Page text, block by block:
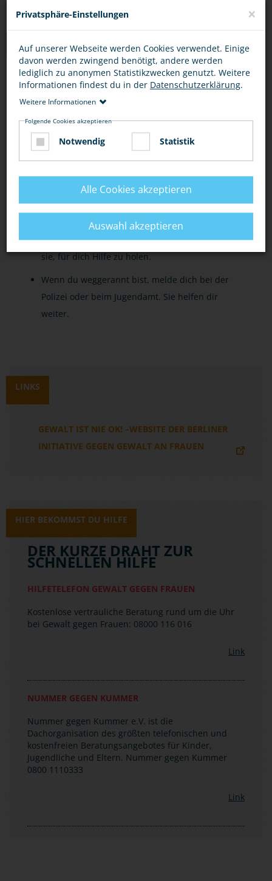
TIPPS
SOFORTMASSNAHMEN HILFE
In einer Notsituation rufe die Polizei unter 110.
Wenn du eingeschlossen bist, rufe laut um Hilfe
und versuche, auf dich aufmerksam zu machen.
Nutze Situationen, in denen du sicher bist, um
Hilfe zu holen: einkaufen gehen, zur Schule
gehen, zum Arzt gehen.
Lasse andere wissen, wie es dir geht und bitte
sie, für dich Hilfe zu holen.
Wenn du weggerannt bist, melde dich bei der
Polizei oder beim Jugendamt. Sie helfen dir
weiter.
LINKS
GEWALT IST NIE OK! –WEBSITE DER BERLINER
INITIATIVE GEGEN GEWALT AN FRAUEN
HIER BEKOMMST DU HILFE
DER KURZE DRAHT ZUR
SCHNELLEN HILFE
HILFETELEFON GEWALT GEGEN FRAUEN
Kostenlose vertrauliche Beratung rund um die Uhr
bei Gewalt gegen Frauen: 08000 116 016
Link
NUMMER GEGEN KUMMER
Nummer gegen Kummer e.V. ist die
Dachorganisation des größten telefonischen und
kostenfreien Beratungsangebotes für Kinder,
Jugendliche und Eltern. Nummer gegen Kummer
0800 1110333
Link
Privatsphäre-Einstellungen ×
Auf unserer Webseite werden Cookies verwendet. Einige
davon werden zwingend benötigt, andere werden
lediglich zu anonymen Statistikzwecken genutzt. Weitere
Informationen findest du in der Datenschutzerklärung.
Weitere Informationen
Folgende Cookies akzeptieren
Notwendig Statistik
Alle Cookies akzeptieren
Auswahl akzeptieren